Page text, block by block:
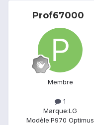
Prof67000
Membre
1
Marque:LG
Modèle:P970 Optimus